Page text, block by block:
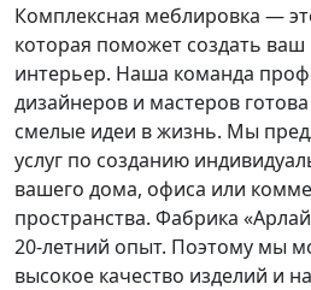
Комплексная меблировка —
которая поможет создать
интерьер. Наша команда
дизайнеров и мастеров
смелые идеи в жизнь. Мы
услуг по созданию
вашего дома, офиса или
пространства. Фабрика
20-летний опыт. Поэтому мы
высокое качество изделий и